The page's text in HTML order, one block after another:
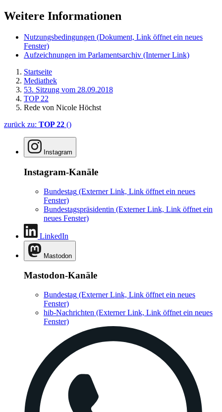
Weitere Informationen
Nutzungsbedingungen (Dokument, Link öffnet ein neues
Fenster)
Aufzeichnungen im Parlamentsarchiv (Interner Link)
Startseite
Mediathek
53. Sitzung vom 28.09.2018
TOP 22
Rede von Nicole Höchst
zurück zu: TOP 22 ()
Instagram
Instagram-Kanäle
Bundestag (Externer Link, Link öffnet ein neues
Fenster)
Bundestagspräsidentin (Externer Link, Link öffnet ein
neues Fenster)
LinkedIn
Mastodon
Mastodon-Kanäle
Bundestag (Externer Link, Link öffnet ein neues
Fenster)
hib-Nachrichten (Externer Link, Link öffnet ein neues
Fenster)